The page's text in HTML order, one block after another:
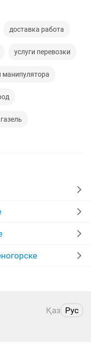
доставка работа
услуги перевозки
манипулятора
Қаз Рус